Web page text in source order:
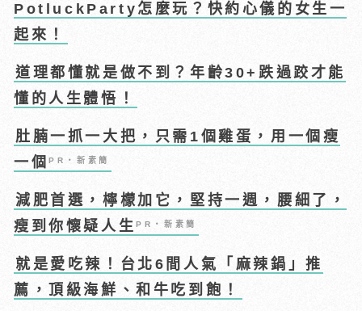
PotluckParty怎麼玩？快約心儀的女生一
起來！
道理都懂就是做不到？年齡30+跌過跤才能
懂的人生體悟！
肚腩一抓一大把，只需1個雞蛋，用一個瘦
一個PR・新素簡
減肥首選，檸檬加它，堅持一週，腰細了，
瘦到你懷疑人生PR・新素簡
就是愛吃辣！台北6間人氣「麻辣鍋」推
薦，頂級海鮮、和牛吃到飽！